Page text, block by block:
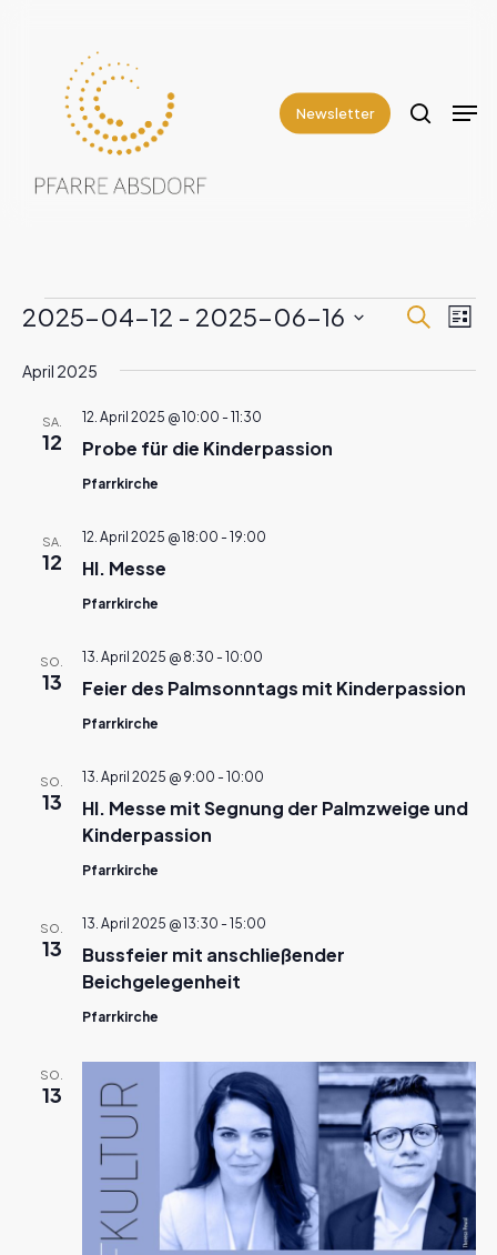
content
Newsletter
Veranstaltungen
Suche
SucheListe
2025-04-12 - 2025-06-16
wählen.
April 2025
SA.
12 Probe für die Kinderpassion
12. April 2025 @ 10:00 - 11:30
Pfarrkirche
SA.
12 Hl. Messe
12. April 2025 @ 18:00 - 19:00
Pfarrkirche
SO.
13 Feier des Palmsonntags mit Kinderpassion
13. April 2025 @ 8:30 - 10:00
Pfarrkirche
SO.
13
Hl. Messe mit Segnung der Palmzweige und
Kinderpassion
13. April 2025 @ 9:00 - 10:00
Pfarrkirche
SO.
13
Bussfeier mit anschließender
Beichgelegenheit
13. April 2025 @ 13:30 - 15:00
Pfarrkirche
SO.
13
Menu